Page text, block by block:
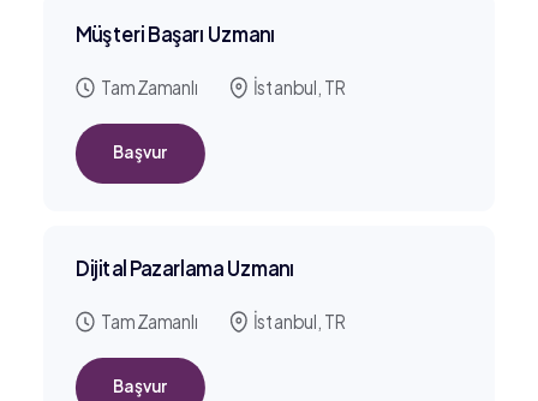
Müşteri Başarı Uzmanı
Tam Zamanlı İstanbul, TR
Başvur
Dijital Pazarlama Uzmanı
Tam Zamanlı İstanbul, TR
Başvur